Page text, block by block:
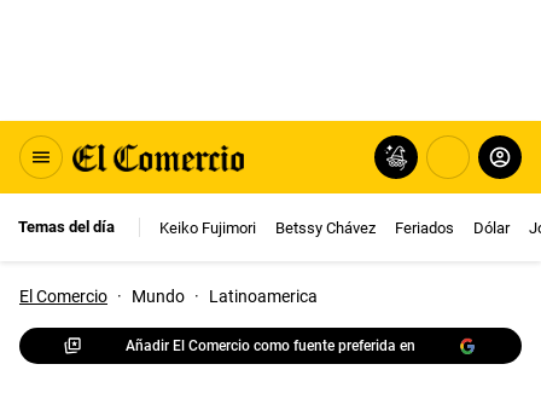
Temas del día Keiko Fujimori Betssy Chávez Feriados Dólar
El Comercio · Mundo · Latinoamerica
Añadir El Comercio como fuente preferida en